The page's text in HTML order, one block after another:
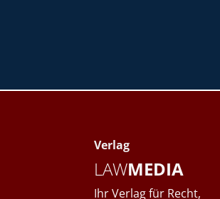
Verlag
LAWMEDIA
Ihr Verlag für Recht,